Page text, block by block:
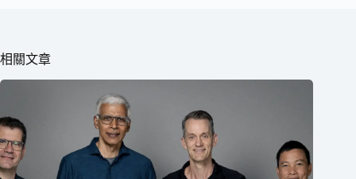
相關文章